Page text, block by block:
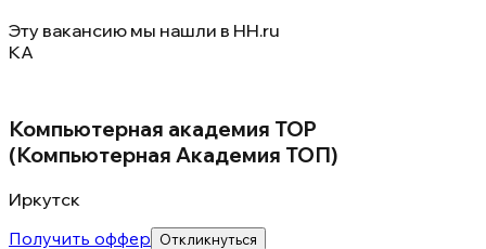
Эту вакансию мы нашли в HH.ru
КА
Компьютерная академия TOP
(Компьютерная Академия ТОП)
Иркутск
Получить оффер
Откликнуться